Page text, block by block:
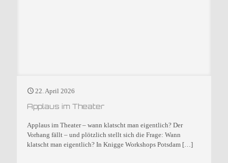
22. April 2026
Applaus im Theater
Applaus im Theater – wann klatscht man eigentlich? Der
Vorhang fällt – und plötzlich stellt sich die Frage: Wann
klatscht man eigentlich? In Knigge Workshops Potsdam […]